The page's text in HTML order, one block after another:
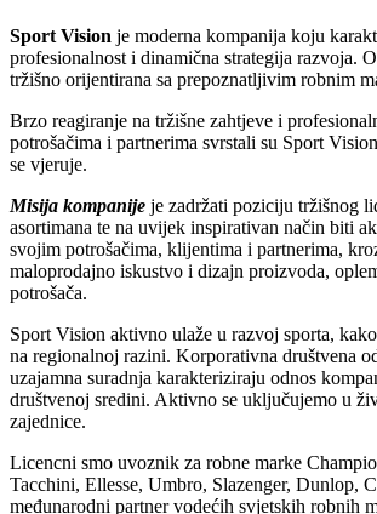
Sport Vision je moderna kompanija koju
profesionalnost i dinamična strategija razvoja.
tržišno orijentirana sa prepoznatljivim robnim
Brzo reagiranje na tržišne zahtjeve i
potrošačima i partnerima svrstali su Sport
se vjeruje.
Misija kompanije je zadržati poziciju tržišnog
asortimana te na uvijek inspirativan način biti
svojim potrošačima, klijentima i partnerima,
maloprodajno iskustvo i dizajn proizvoda,
potrošača.
Sport Vision aktivno ulaže u razvoj sporta,
na regionalnoj razini. Korporativna društvena
uzajamna suradnja karakteriziraju odnos
društvenoj sredini. Aktivno se uključujemo u
zajednice.
Licencni smo uvoznik za robne marke
Tacchini, Ellesse, Umbro, Slazenger, Dunlop,
međunarodni partner vodećih svjetskih robnih